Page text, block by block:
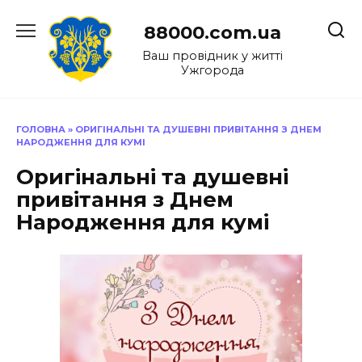
до
88000.com.ua
Ваш провідник у житті
Ужгорода
ГОЛОВНА » ОРИГІНАЛЬНІ ТА ДУШЕВНІ ПРИВІТАННЯ З ДНЕМ
НАРОДЖЕННЯ ДЛЯ КУМІ
Оригінальні та душевні
привітання з Днем
Народження для кумі